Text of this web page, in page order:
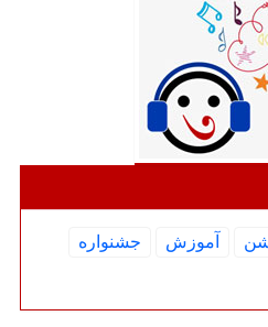
آموزش
جشنواره